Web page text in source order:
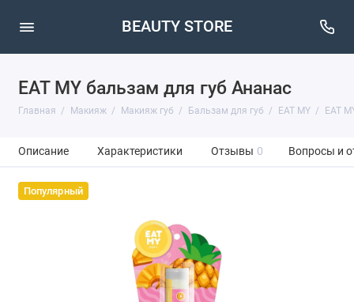
BEAUTY STORE
EAT MY бальзам для губ Ананас
Главная Макияж Макияж губ Бальзам для губ EAT MY EAT
Описание Характеристики Отзывы 0 Вопросы и
Популярный